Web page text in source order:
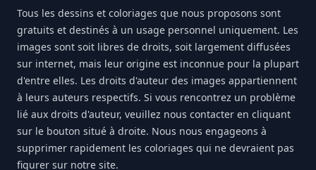
Tous les dessins et coloriages que nous proposons sont
gratuits et destinés à un usage personnel uniquement. Les
images sont soit libres de droits, soit largement diffusées
sur internet, mais leur origine est inconnue pour la plupart
d'entre elles. Les droits d'auteur des images appartiennent
à leurs auteurs respectifs. Si vous rencontrez un problème
lié aux droits d'auteur, veuillez nous contacter en cliquant
sur le bouton situé à droite. Nous nous engageons à
supprimer rapidement les coloriages qui ne devraient pas
figurer sur notre site.